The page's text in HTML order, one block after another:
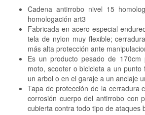
Cadena antirrobo nivel 15
homologación art3
Fabricada en acero especial
tela de nylon muy flexible;
más alta protección ante
Es un producto pesado de
moto, scooter o bicicleta a un punto
un arbol o en el garaje a un anclaje
Tapa de protección de la cerradura
corrosión cuerpo del antirrobo con
cubierta contra todo tipo de ataques